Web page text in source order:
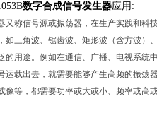
数字合成信号发生器应用:
又称信号源或振荡器，在生产实践和科
如三角波、锯齿波、矩形波（含方波）
的用途。例如在通信、广播、电视系统
运载出去，就需要能够产生高频的振荡
像等，都需要功率或大或小、频率或高